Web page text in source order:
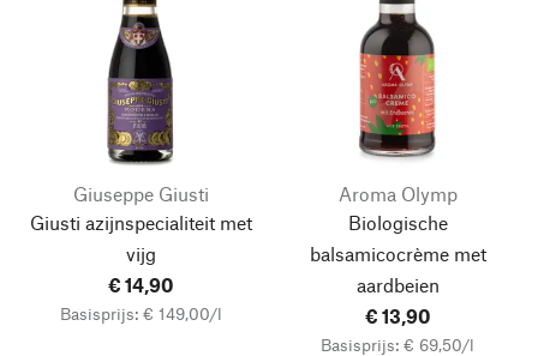
Giuseppe Giusti
Giusti azijnspecialiteit met
vijg
€ 14,90
Basisprijs: € 149,00/l
Aroma Olymp
Biologische
balsamicocrème met
aardbeien
€ 13,90
Basisprijs: € 69,50/l